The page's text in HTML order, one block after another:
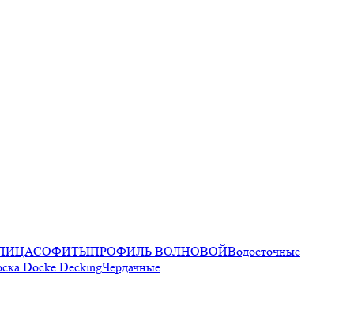
СОФИТЫПРОФИЛЬ ВОЛНОВОЙВодосточные
Docke DeckingЧердачные